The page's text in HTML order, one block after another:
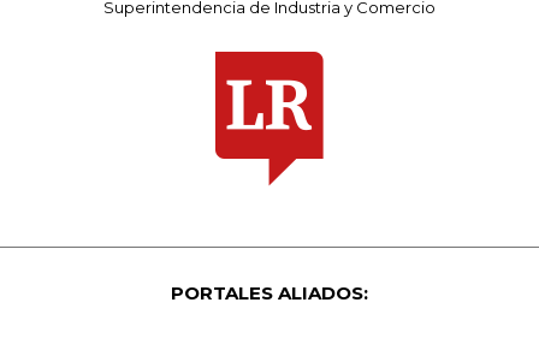
Superintendencia de Industria y Comercio
PORTALES ALIADOS: